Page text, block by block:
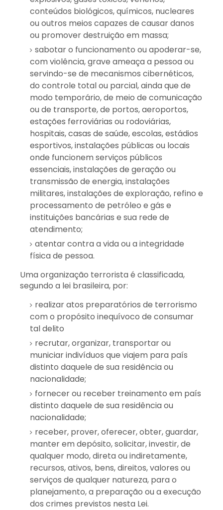
conteúdos biológicos, químicos, nucleares
ou outros meios capazes de causar danos
ou promover destruição em massa;
sabotar o funcionamento ou apoderar-se,
com violência, grave ameaça a pessoa ou
servindo-se de mecanismos cibernéticos,
do controle total ou parcial, ainda que de
modo temporário, de meio de comunicação
ou de transporte, de portos, aeroportos,
estações ferroviárias ou rodoviárias,
hospitais, casas de saúde, escolas, estádios
esportivos, instalações públicas ou locais
onde funcionem serviços públicos
essenciais, instalações de geração ou
transmissão de energia, instalações
militares, instalações de exploração, refino e
processamento de petróleo e gás e
instituições bancárias e sua rede de
atendimento;
atentar contra a vida ou a integridade
física de pessoa.
Uma organização terrorista é classificada,
segundo a lei brasileira, por:
realizar atos preparatórios de terrorismo
com o propósito inequívoco de consumar
tal delito
recrutar, organizar, transportar ou
municiar indivíduos que viajem para país
distinto daquele de sua residência ou
nacionalidade;
fornecer ou receber treinamento em país
distinto daquele de sua residência ou
nacionalidade;
receber, prover, oferecer, obter, guardar,
manter em depósito, solicitar, investir, de
qualquer modo, direta ou indiretamente,
recursos, ativos, bens, direitos, valores ou
serviços de qualquer natureza, para o
planejamento, a preparação ou a execução
dos crimes previstos nesta Lei.